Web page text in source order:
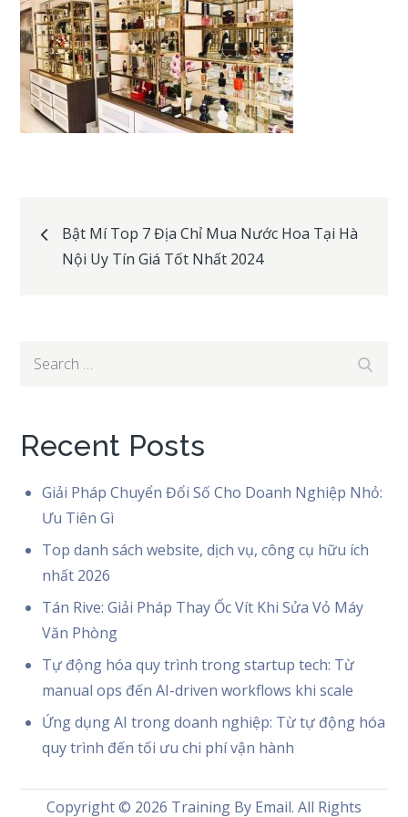
Post
Bật Mí Top 7 Địa Chỉ Mua Nước Hoa Tại Hà
Nội Uy Tín Giá Tốt Nhất 2024
Search
Recent Posts
Giải Pháp Chuyển Đổi Số Cho Doanh Nghiệp Nhỏ:
Ưu Tiên Gì
Top danh sách website, dịch vụ, công cụ hữu ích
nhất 2026
Tán Rive: Giải Pháp Thay Ốc Vít Khi Sửa Vỏ Máy
Văn Phòng
Tự động hóa quy trình trong startup tech: Từ
manual ops đến AI-driven workflows khi scale
Ứng dụng AI trong doanh nghiệp: Từ tự động hóa
quy trình đến tối ưu chi phí vận hành
Copyright © 2026 Training By Email. All Rights